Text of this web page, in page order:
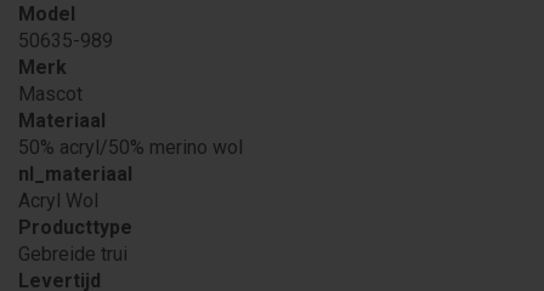
Model
50635-989
Merk
Mascot
Materiaal
50% acryl/50% merino wol
nl_materiaal
Acryl Wol
Producttype
Gebreide trui
Levertijd